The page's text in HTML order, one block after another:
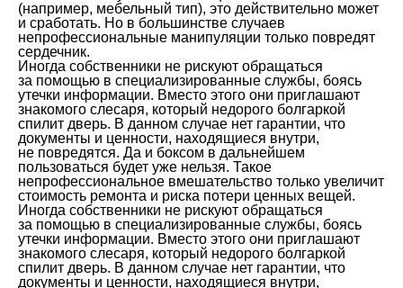
(например, мебельный тип), это действительно может
и сработать. Но в большинстве случаев
непрофессиональные манипуляции только повредят
сердечник.
Иногда собственники не рискуют обращаться
за помощью в специализированные службы, боясь
утечки информации. Вместо этого они приглашают
знакомого слесаря, который недорого болгаркой
спилит дверь. В данном случае нет гарантии, что
документы и ценности, находящиеся внутри,
не повредятся. Да и боксом в дальнейшем
пользоваться будет уже нельзя. Такое
непрофессиональное вмешательство только увеличит
стоимость ремонта и риска потери ценных вещей.
Иногда собственники не рискуют обращаться
за помощью в специализированные службы, боясь
утечки информации. Вместо этого они приглашают
знакомого слесаря, который недорого болгаркой
спилит дверь. В данном случае нет гарантии, что
документы и ценности, находящиеся внутри,